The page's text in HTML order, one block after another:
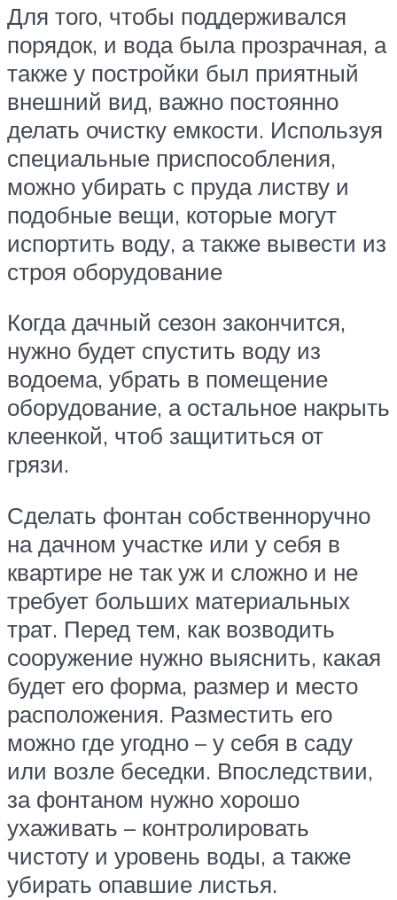
Для того, чтобы поддерживался
порядок, и вода была прозрачная, а
также у постройки был приятный
внешний вид, важно постоянно
делать очистку емкости. Используя
специальные приспособления,
можно убирать с пруда листву и
подобные вещи, которые могут
испортить воду, а также вывести из
строя оборудование
Когда дачный сезон закончится,
нужно будет спустить воду из
водоема, убрать в помещение
оборудование, а остальное накрыть
клеенкой, чтоб защититься от
грязи.
Сделать фонтан собственноручно
на дачном участке или у себя в
квартире не так уж и сложно и не
требует больших материальных
трат. Перед тем, как возводить
сооружение нужно выяснить, какая
будет его форма, размер и место
расположения. Разместить его
можно где угодно – у себя в саду
или возле беседки. Впоследствии,
за фонтаном нужно хорошо
ухаживать – контролировать
чистоту и уровень воды, а также
убирать опавшие листья.